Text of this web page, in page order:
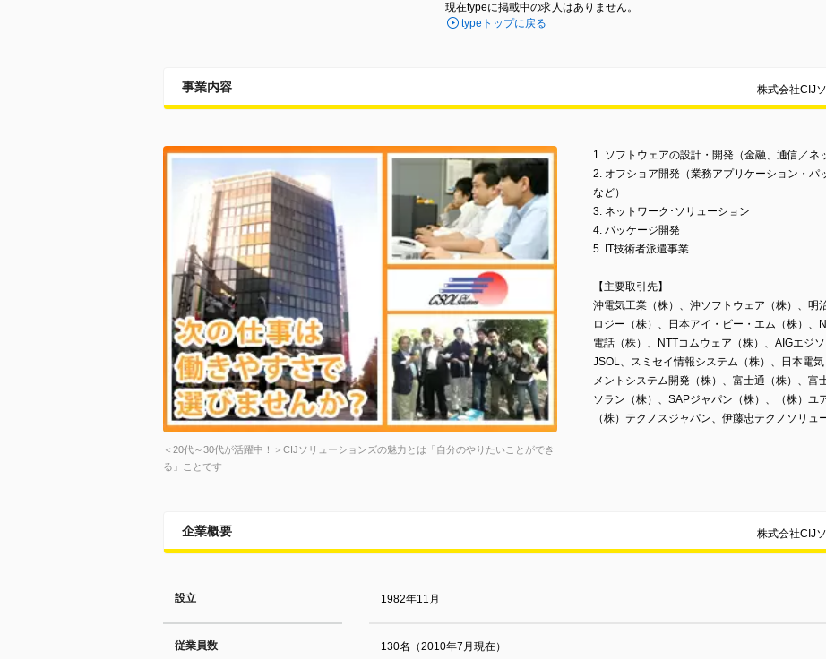
現在typeに掲載中の求人はありません。
typeトップに戻る
事業内容 株式会社CIJ
＜20代～30代が活躍中！＞CIJソリューションズの魅力とは「自分のやりたいことができ
る」ことです
1. ソフトウェアの設計・開発（金融、通信／ネ
2. オフショア開発（業務アプリケーション・
など）
3. ネットワーク･ソリューション
4. パッケージ開発
5. IT技術者派遣事業
【主要取引先】
沖電気工業（株）、沖ソフトウェア（株）、明
ロジー（株）、日本アイ・ビー・エム（株）、
電話（株）、NTTコムウェア（株）、AIGエジ
JSOL、スミセイ情報システム（株）、日本電
メントシステム開発（株）、富士通（株）、富
ソラン（株）、SAPジャパン（株）、（株）ユ
（株）テクノスジャパン、伊藤忠テクノソリ
企業概要 株式会社CIJ
設立 1982年11月
従業員数
130名（2010年7月現在）